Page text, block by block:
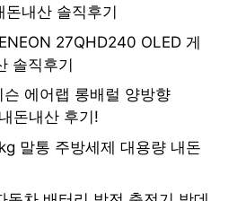
내산 솔직후기
27QHD240 OLED 게
솔직후기
에어랩 롱배럴 양방향
돈내산 후기!
말통 주방세제 대용량 내돈